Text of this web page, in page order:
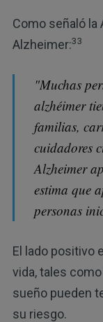
Como señaló la
Alzheimer:33
"Muchas
alzhéimer
familias,
cuidadores
Alzheimer
estima que
personas
El lado positivo
vida, tales
sueño pueden
su riesgo.